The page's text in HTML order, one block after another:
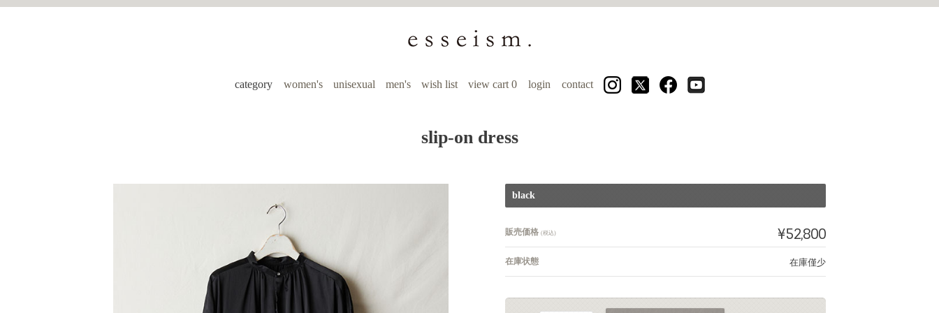
category women's unisexual men's wish list view cart 0 login contact
slip-on dress
black
販売価格 (税込) ¥52,800
在庫状態 在庫僅少